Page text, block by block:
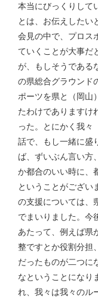
本当にびっくりして
とは、お伝えしたい
会見の中で、プロス
ていくことが大事だ
が、もしそうである
の県総合グラウンド
ポーツを県と（岡山
たわけでありますけ
った。とにかく我々
話で、もし一緒に盛
ば、ずいぶん言い方
か都合のいい時に、
ということがござい
の支援については、
でまいりました。今
あたって、例えば県
整ですとか役割分担
だったものが二つに
なということになり
れ、我々は我々のル